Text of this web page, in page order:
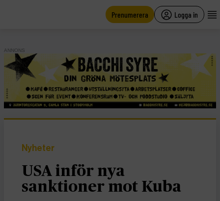
Prenumerera Logga in
ANNONS
Nyheter
USA inför nya
sanktioner mot Kuba